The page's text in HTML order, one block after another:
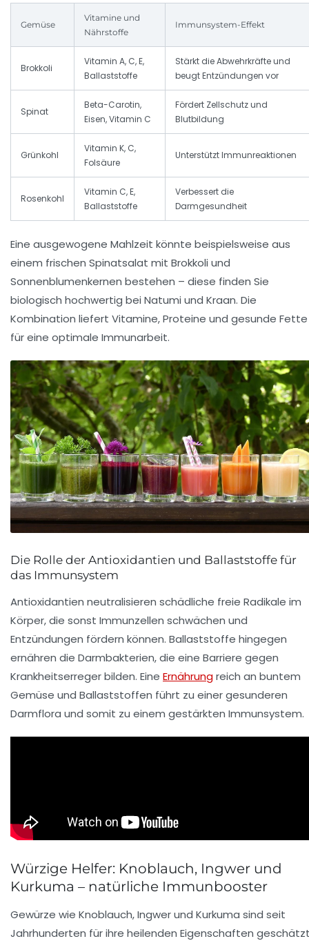
Gemüse
Vitamine und
Nährstoffe
Immunsystem-Effekt
Brokkoli
Vitamin A, C, E,
Ballaststoffe
Stärkt die Abwehrkräfte und
beugt Entzündungen vor
Spinat
Beta-Carotin,
Eisen, Vitamin C
Fördert Zellschutz und
Blutbildung
Grünkohl
Vitamin K, C,
Folsäure
Unterstützt Immunreaktionen
Rosenkohl
Vitamin C, E,
Ballaststoffe
Verbessert die
Darmgesundheit
Eine ausgewogene Mahlzeit könnte beispielsweise aus
einem frischen Spinatsalat mit Brokkoli und
Sonnenblumenkernen bestehen – diese finden Sie
biologisch hochwertig bei Natumi und Kraan. Die
Kombination liefert Vitamine, Proteine und gesunde Fette
für eine optimale Immunarbeit.
Die Rolle der Antioxidantien und Ballaststoffe für
das Immunsystem
Antioxidantien neutralisieren schädliche freie Radikale im
Körper, die sonst Immunzellen schwächen und
Entzündungen fördern können. Ballaststoffe hingegen
ernähren die Darmbakterien, die eine Barriere gegen
Krankheitserreger bilden. Eine Ernährungreich an buntem
Gemüse und Ballaststoffen führt zu einer gesunderen
Darmflora und somit zu einem gestärkten Immunsystem.
Würzige Helfer: Knoblauch, Ingwer und
Kurkuma – natürliche Immunbooster
Gewürze wie Knoblauch, Ingwer und Kurkuma sind seit
Jahrhunderten für ihre heilenden Eigenschaften